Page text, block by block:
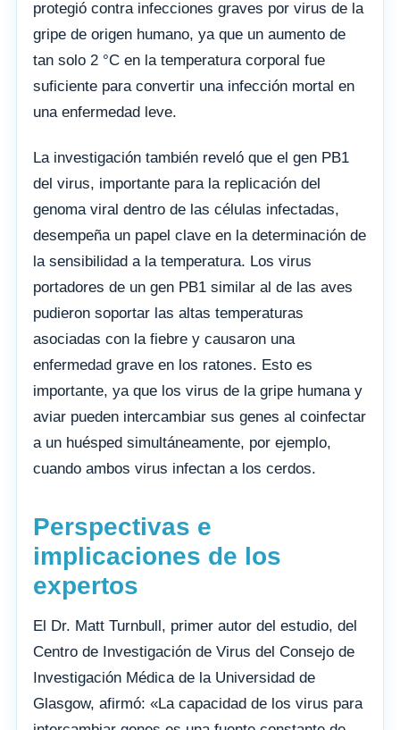
protegió contra infecciones graves por virus de la
gripe de origen humano, ya que un aumento de
tan solo 2 °C en la temperatura corporal fue
suficiente para convertir una infección mortal en
una enfermedad leve.
La investigación también reveló que el gen PB1
del virus, importante para la replicación del
genoma viral dentro de las células infectadas,
desempeña un papel clave en la determinación de
la sensibilidad a la temperatura. Los virus
portadores de un gen PB1 similar al de las aves
pudieron soportar las altas temperaturas
asociadas con la fiebre y causaron una
enfermedad grave en los ratones. Esto es
importante, ya que los virus de la gripe humana y
aviar pueden intercambiar sus genes al coinfectar
a un huésped simultáneamente, por ejemplo,
cuando ambos virus infectan a los cerdos.
Perspectivas e
implicaciones de los
expertos
El Dr. Matt Turnbull, primer autor del estudio, del
Centro de Investigación de Virus del Consejo de
Investigación Médica de la Universidad de
Glasgow, afirmó: «La capacidad de los virus para